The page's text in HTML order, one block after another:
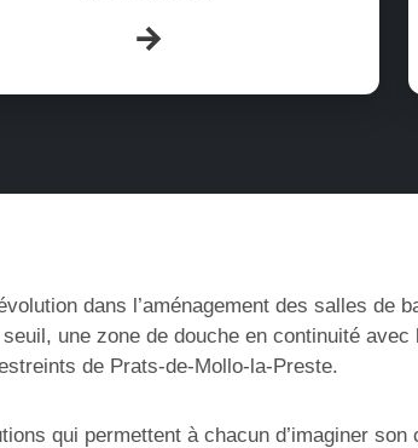
dans l’aménagement des salles
une zone de douche en continuité
de Prats-de-Mollo-la-Preste.
qui permettent à chacun d’imaginer